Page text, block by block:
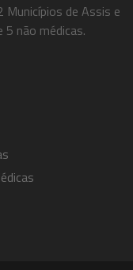
de Assis e
5 não médicas.